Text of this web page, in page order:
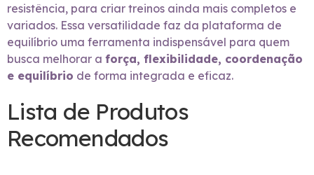
resistência, para criar treinos ainda mais completos e
variados. Essa versatilidade faz da plataforma de
equilíbrio uma ferramenta indispensável para quem
busca melhorar a força, flexibilidade, coordenação
e equilíbrio de forma integrada e eficaz.
Lista de Produtos
Recomendados